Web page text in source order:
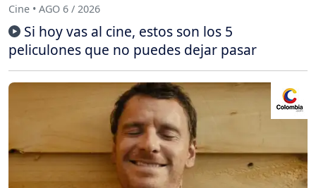
Cine • AGO 6 / 2026
Si hoy vas al cine, estos son los 5
peliculones que no puedes dejar pasar